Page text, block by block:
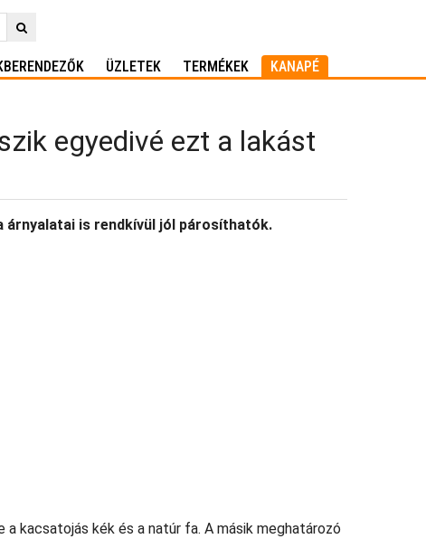
ÜZLETEK TERMÉKEK KANAPÉ
egyedivé ezt a lakást
is rendkívül jól párosíthatók.
kacsatojás kék és a natúr fa. A másik meghatározó